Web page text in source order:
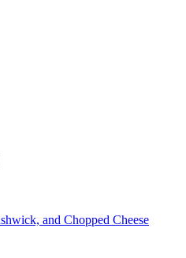
and Chopped Cheese